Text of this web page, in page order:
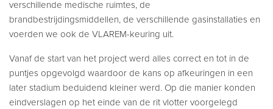
verschillende medische ruimtes, de
brandbestrijdingsmiddellen, de verschillende gasinstallaties en
voerden we ook de VLAREM-keuring uit.
Vanaf de start van het project werd alles correct en tot in de
puntjes opgevolgd waardoor de kans op afkeuringen in een
later stadium beduidend kleiner werd. Op die manier konden
eindverslagen op het einde van de rit vlotter voorgelegd